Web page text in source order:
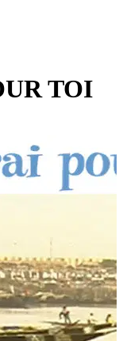
TOI